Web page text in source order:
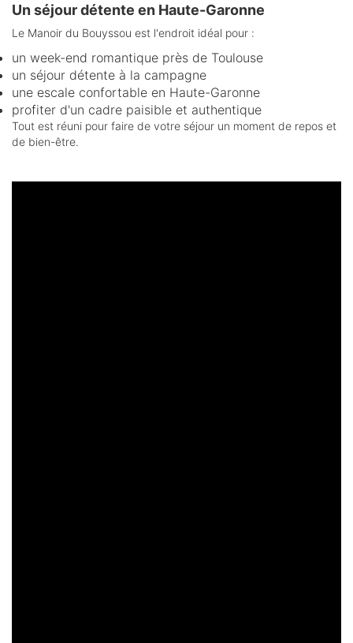
Un séjour détente en Haute-Garonne
Le Manoir du Bouyssou est l'endroit idéal pour :
un week-end romantique près de Toulouse
un séjour détente à la campagne
une escale confortable en Haute-Garonne
profiter d'un cadre paisible et authentique
Tout est réuni pour faire de votre séjour un moment de repos et
de bien-être.